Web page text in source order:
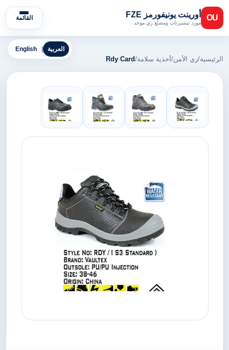
OU أورينت يونيفورمز FZE
مورد تيشيرتات ومصنّع زي موحد
القائمة
English العربية
الرئيسية/زي الأمن/أحذية سلامة/
Rdy Card